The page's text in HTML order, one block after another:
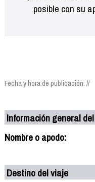
posible con su
Fecha y hora de publicación: //
Información general
Nombre o apodo:
Destino del viaje